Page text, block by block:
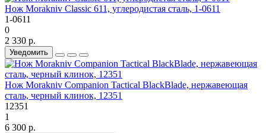
Нож Morakniv Classic 611, углеродистая сталь, 1-0611
1-0611
0
2 330 р.
Уведомить
Нож Morakniv Companion Tactical BlackBlade, нержавеющая
сталь, черный клинок, 12351
12351
1
6 300 р.